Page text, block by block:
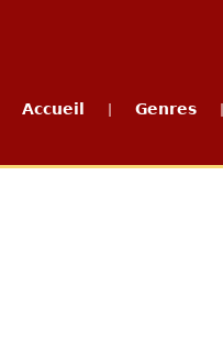
Accueil Genres